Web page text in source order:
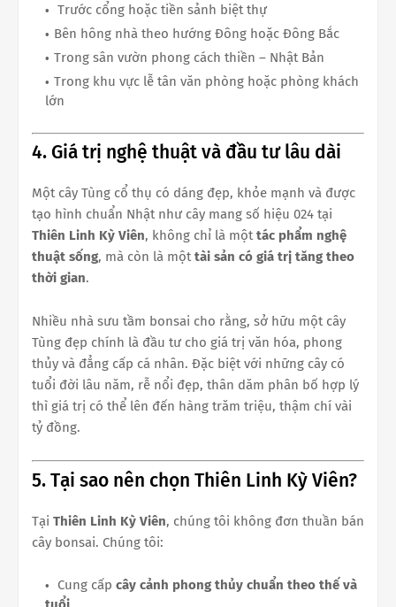
Trước cổng hoặc tiền sảnh biệt thự
Bên hông nhà theo hướng Đông hoặc Đông Bắc
Trong sân vườn phong cách thiền – Nhật Bản
Trong khu vực lễ tân văn phòng hoặc phòng khách
lớn
4. Giá trị nghệ thuật và đầu tư lâu dài
Một cây Tùng cổ thụ có dáng đẹp, khỏe mạnh và được
tạo hình chuẩn Nhật như cây mang số hiệu 024 tại
Thiên Linh Kỳ Viên, không chỉ là mộttác phẩm nghệ
thuật sống, mà còn là mộttài sản có giá trị tăng theo
thời gian.
Nhiều nhà sưu tầm bonsai cho rằng, sở hữu một cây
Tùng đẹp chính là đầu tư cho giá trị văn hóa, phong
thủy và đẳng cấp cá nhân. Đặc biệt với những cây có
tuổi đời lâu năm, rễ nổi đẹp, thân dăm phân bố hợp lý
thì giá trị có thể lên đến hàng trăm triệu, thậm chí vài
tỷ đồng.
5. Tại sao nên chọn Thiên Linh Kỳ Viên?
Tại Thiên Linh Kỳ Viên, chúng tôi không đơn thuần bán
cây bonsai. Chúng tôi:
Cung cấp cây cảnh phong thủy chuẩn theo thế và